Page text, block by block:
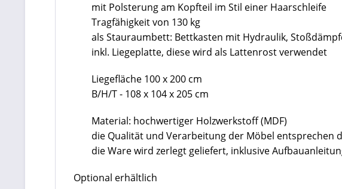
mit Polsterung am Kopfteil im Stil einer Haarschleife
Tragfähigkeit von 130 kg
als Stauraumbett: Bettkasten mit Hydraulik,
inkl. Liegeplatte, diese wird als Lattenrost verwendet
Liegefläche 100 x 200 cm
B/H/T - 108 x 104 x 205 cm
Material: hochwertiger Holzwerkstoff (MDF)
die Qualität und Verarbeitung der Möbel entsprechen
die Ware wird zerlegt geliefert, inklusive
Optional erhältlich